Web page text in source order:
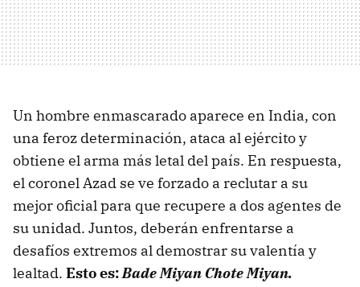
Un hombre enmascarado aparece en India, con
una feroz determinación, ataca al ejército y
obtiene el arma más letal del país. En respuesta,
el coronel Azad se ve forzado a reclutar a su
mejor oficial para que recupere a dos agentes de
su unidad. Juntos, deberán enfrentarse a
desafíos extremos al demostrar su valentía y
lealtad. Esto es:Bade Miyan Chote Miyan.